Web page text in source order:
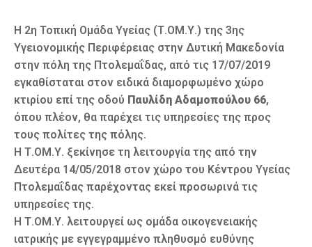
Η 2η Τοπική Ομάδα Υγείας (Τ.ΟΜ.Υ.) της 3ης
Υγειονομικής Περιφέρειας στην Δυτική Μακεδονία
στην πόλη της Πτολεμαΐδας, από τις 17/07/2019
εγκαθίσταται στον ειδικά διαμορφωμένο χώρο
κτιρίου επί της οδού Παυλίδη Αδαμοπούλου 66,
όπου πλέον, θα παρέχει τις υπηρεσίες της προς
τους πολίτες της πόλης.
Η Τ.ΟΜ.Υ. ξεκίνησε τη λειτουργία της από την
Δευτέρα 14/05/2018 στον χώρο του Κέντρου Υγείας
Πτολεμαΐδας παρέχοντας εκεί προσωρινά τις
υπηρεσίες της.
Η Τ.ΟΜ.Υ. λειτουργεί ως ομάδα οικογενειακής
ιατρικής με εγγεγραμμένο πληθυσμό ευθύνης